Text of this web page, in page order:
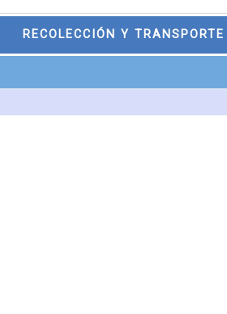
RECOLECCIÓN Y TRANSPORTE